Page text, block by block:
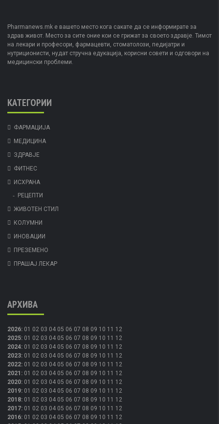
Pharmanews.mk е вашето место кога сакате да се информирате за
здрав живот. Место за сите оние кои се грижат за своето здравје. Тимот
на лекари и професори, фармацевти, стоматолози, педијатри и
нутриционисти, нудат стручна едукација, корисни совети и одговори на
медицински проблеми.
КАТЕГОРИИ
ФАРМАЦИЈА
МЕДИЦИНА
ЗДРАВЈЕ
ФИТНЕС
ИСХРАНА
РЕЦЕПТИ
ЖИВОТЕН СТИЛ
КОЛУМНИ
ИНОВАЦИИ
ПРЕЗЕМЕНО
ПРАШАЈ ЛЕКАР
АРХИВА
2026: 01 02 03 04 05 06 07 08 09 10 11 12
2025: 01 02 03 04 05 06 07 08 09 10 11 12
2024: 01 02 03 04 05 06 07 08 09 10 11 12
2023: 01 02 03 04 05 06 07 08 09 10 11 12
2022: 01 02 03 04 05 06 07 08 09 10 11 12
2021 : 01 02 03 04 05 06 07 08 09 10 11 12
2020: 01 02 03 04 05 06 07 08 09 10 11 12
2019: 01 02 03 04 05 06 07 08 09 10 11 12
2018: 01 02 03 04 05 06 07 08 09 10 11 12
2017: 01 02 03 04 05 06 07 08 09 10 11 12
2016: 01 02 03 04 05 06 07 08 09 10 11 12